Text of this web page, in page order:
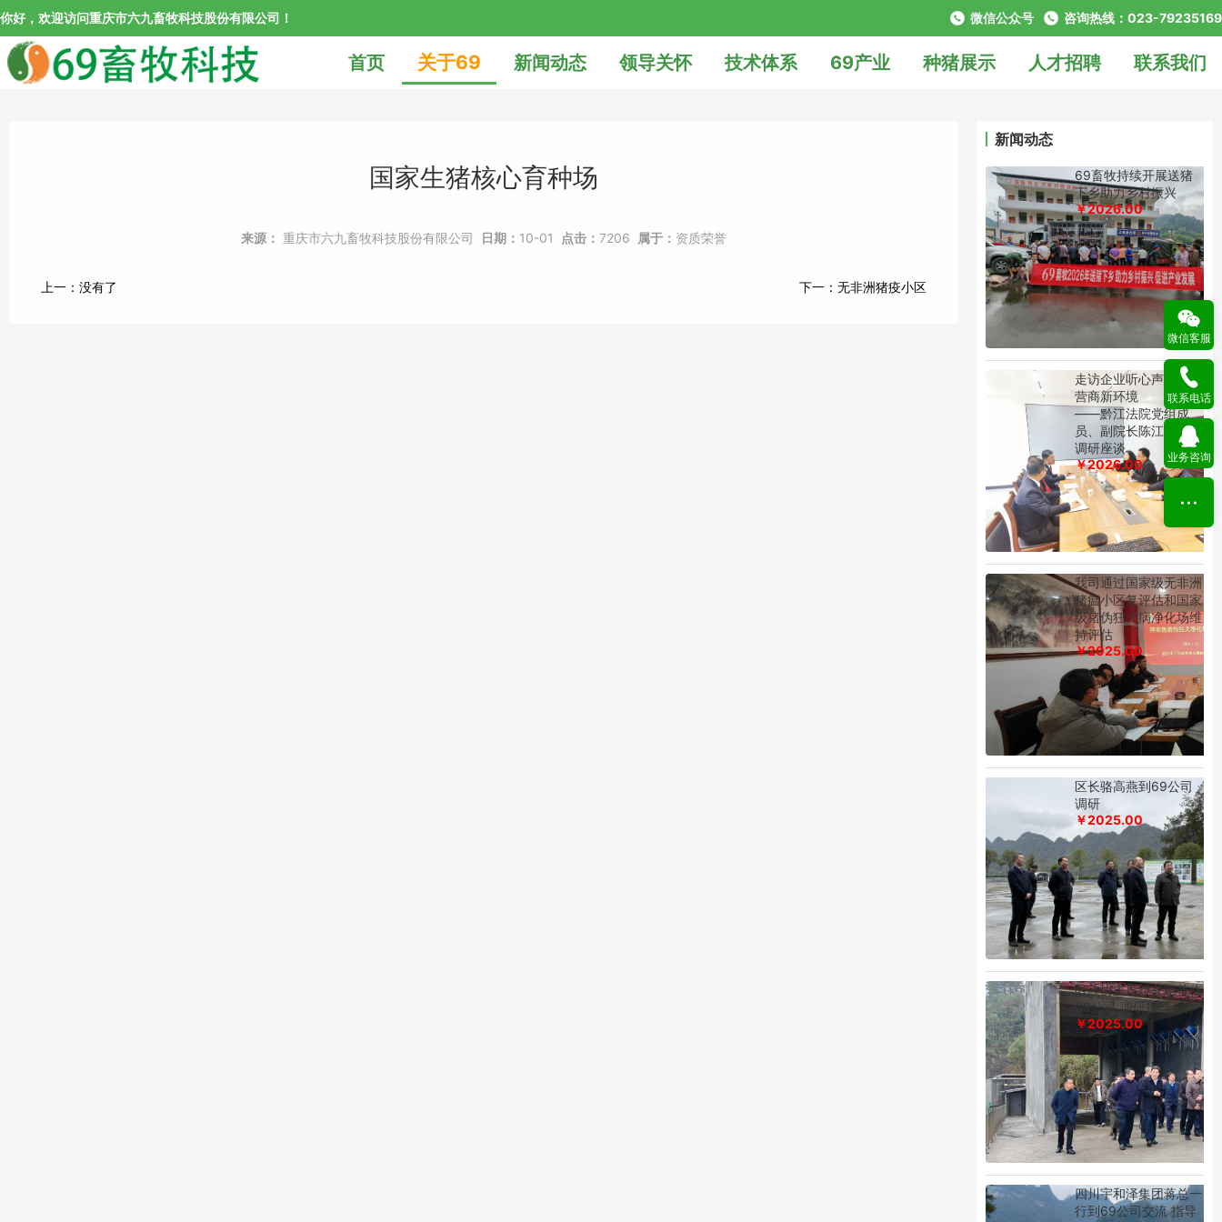
你好，欢迎访问重庆市六九畜牧科技股份有限公司！ 微信公众号 咨询热线：023-79235169
首页 关于69 新闻动态 领导关怀 技术体系 69产业 种猪展示 人才招聘 联系我们
新闻动态
69畜牧持续开展送猪
下乡助力乡村振兴
￥2026.00
走访企业听心声 优化
营商新环境
——黔江法院党组成
员、副院长陈江到我司
调研座谈
￥2026.00
我司通过国家级无非洲
猪瘟小区复评估和国家
级猪伪狂犬病净化场维
持评估
￥2025.00
区长骆高燕到69公司
调研
￥2025.00
区政协主席姚登惠莅临
69公司 调研指导工作
￥2025.00
四川宇和泽集团蒋总一
行到69公司交流 指导
国家生猪核心育种场
来源： 重庆市六九畜牧科技股份有限公司 日期： 10-01 点击： 7206 属于： 资质荣誉
上一： 没有了 下一： 无非洲猪疫小区
微信客服
联系电话
业务咨询